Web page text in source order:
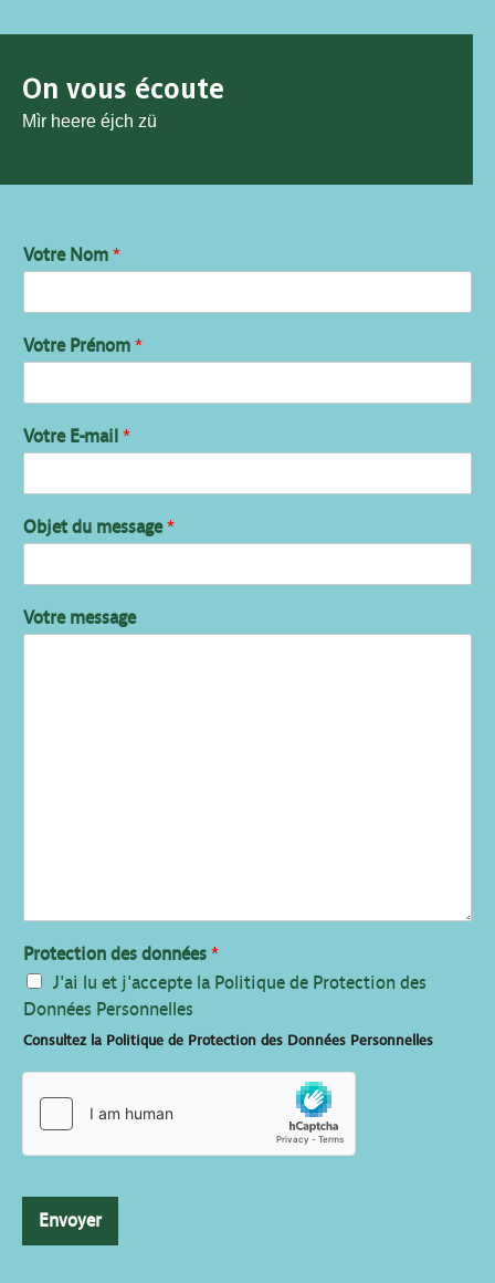
On vous écoute
Mìr heere éjch zü
Votre Nom *
Votre Prénom *
Votre E-mail *
Objet du message*
Votre message
Protection des données *
J'ai lu et j'accepte la Politique de Protection des
Données Personnelles
Consultez la Politique de Protection des Données Personnelles
Envoyer